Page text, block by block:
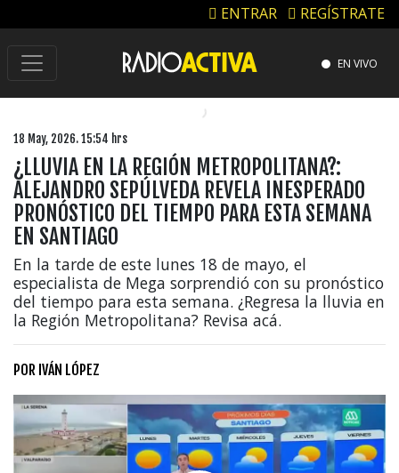
ENTRAR REGÍSTRATE
EN VIVO
18 May, 2026. 15:54 hrs
¿LLUVIA EN LA REGIÓN METROPOLITANA?:
ALEJANDRO SEPÚLVEDA REVELA INESPERADO
PRONÓSTICO DEL TIEMPO PARA ESTA SEMANA
EN SANTIAGO
En la tarde de este lunes 18 de mayo, el
especialista de Mega sorprendió con su pronóstico
del tiempo para esta semana. ¿Regresa la lluvia en
la Región Metropolitana? Revisa acá.
POR IVÁN LÓPEZ